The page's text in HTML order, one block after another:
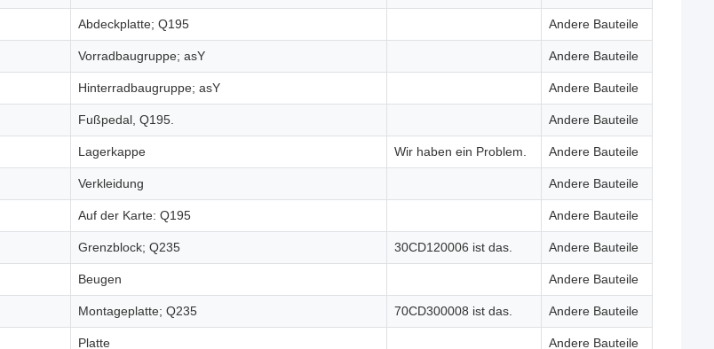
Abdeckplatte; Q195 Andere Bauteile
Vorradbaugruppe; asY Andere Bauteile
Hinterradbaugruppe; asY Andere Bauteile
Fußpedal, Q195. Andere Bauteile
Lagerkappe Wir haben ein Problem. Andere Bauteile
Verkleidung Andere Bauteile
Auf der Karte: Q195 Andere Bauteile
Grenzblock; Q235 30CD120006 ist das. Andere Bauteile
Beugen Andere Bauteile
Montageplatte; Q235 70CD300008 ist das. Andere Bauteile
Platte Andere Bauteile